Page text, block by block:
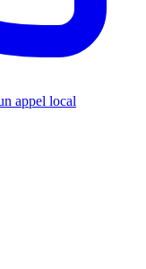
appel local